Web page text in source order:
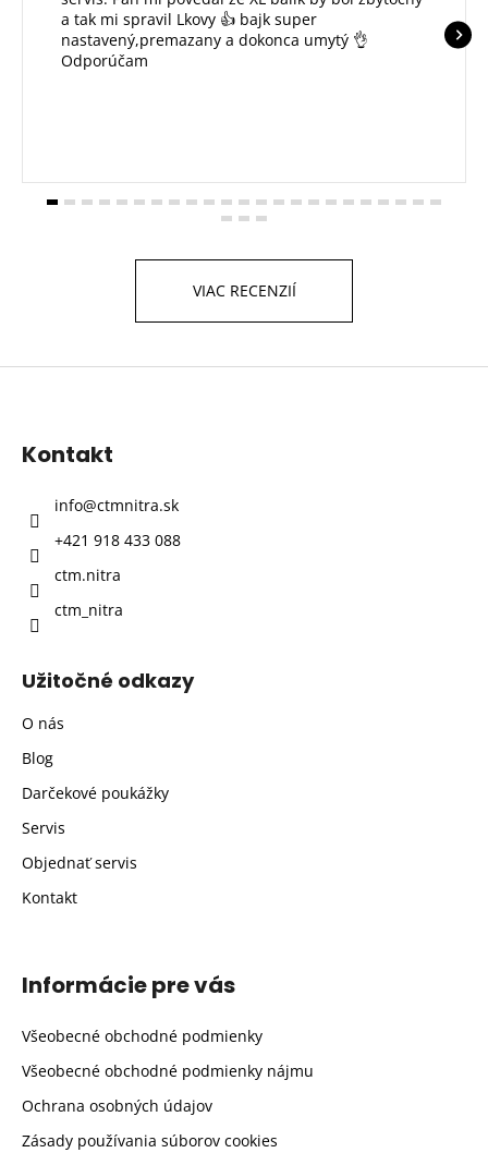
a tak mi spravil Lkovy 👍 bajk super
nastavený,premazany a dokonca umytý 👌
Odporúčam
VIAC RECENZIÍ
Kontakt
info@ctmnitra.sk
+421 918 433 088
ctm.nitra
ctm_nitra
Užitočné odkazy
O nás
Blog
Darčekové poukážky
Servis
Objednať servis
Kontakt
Informácie pre vás
Všeobecné obchodné podmienky
Všeobecné obchodné podmienky nájmu
Ochrana osobných údajov
Zásady používania súborov cookies